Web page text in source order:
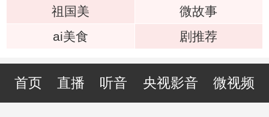
祖国美
微故事
ai美食
剧推荐
首页 直播 听音 央视影音 微视频